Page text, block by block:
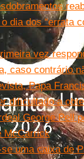
dia dos “errata
vez
caso contrário
Papa
dificultado a
George Pell
McCarrick
uma caixa de